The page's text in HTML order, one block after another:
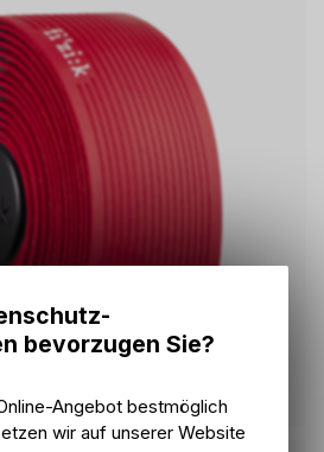
bevorzugen Sie?
Angebot bestmöglich
wir auf unserer Website